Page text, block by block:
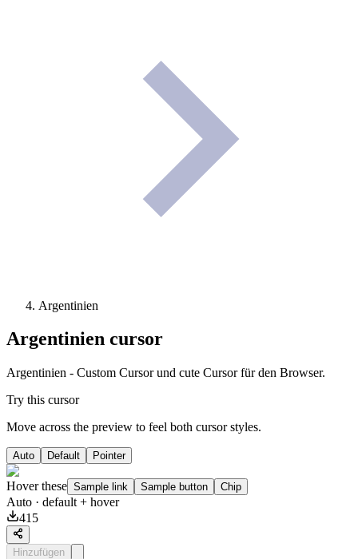
Argentinien
Argentinien cursor
Argentinien - Custom Cursor und cute Cursor für den Browser.
Try this cursor
Move across the preview to feel both cursor styles.
Auto Default Pointer
Hover these Sample link Sample button Chip
Auto · default + hover
415
Hinzufügen